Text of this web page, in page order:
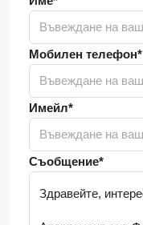
Мобилен телефон*
Имейл*
Съобщение*